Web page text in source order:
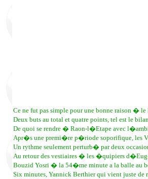
Ce ne fut pas simple pour une bonne raison �
Deux buts au total et quatre points, tel est le
De quoi se rendre � Raon-l�Etape avec
Apr�s une premi�re p�riode soporifique, les
Un rythme seulement perturb� par deux
Au retour des vestiaires � les �quipiers
Bouzid Yosri � la 54�me minute a la balle au
Six minutes, Yannick Berthier qui vient juste